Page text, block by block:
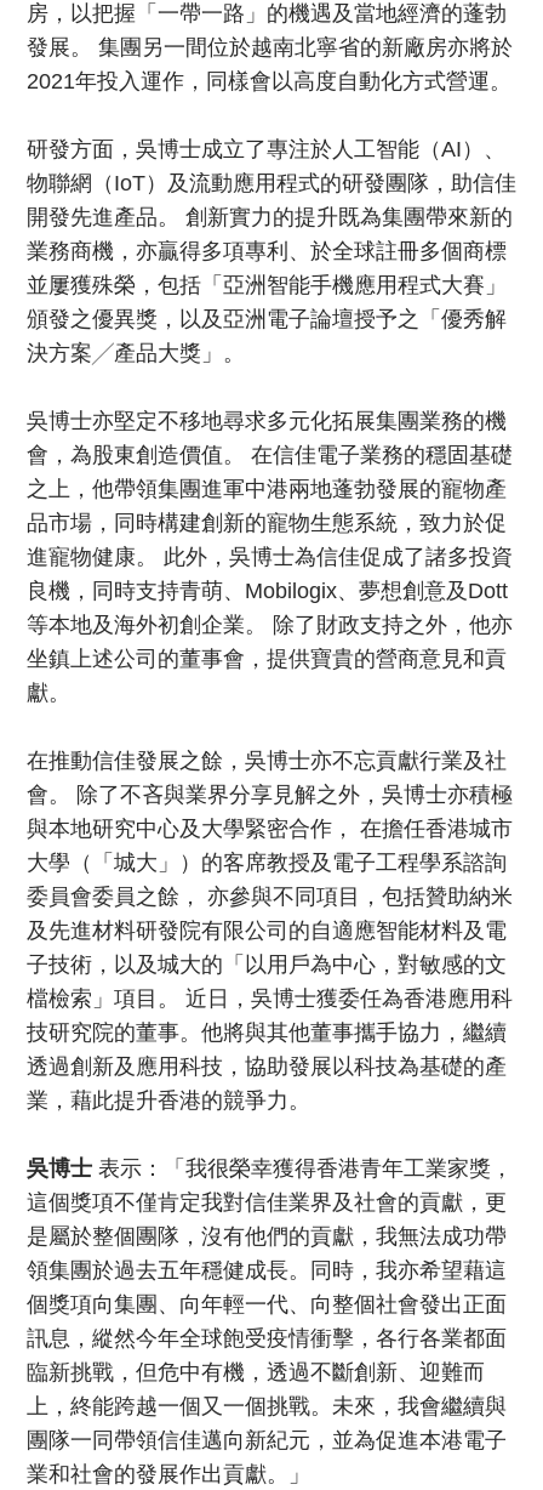
房，以把握「一帶一路」的機遇及當地經濟的蓬勃
發展。 集團另一間位於越南北寧省的新廠房亦將於
2021年投入運作，同樣會以高度自動化方式營運。
研發方面，吳博士成立了專注於人工智能（AI）、
物聯網（IoT）及流動應用程式的研發團隊，助信佳
開發先進產品。 創新實力的提升既為集團帶來新的
業務商機，亦贏得多項專利、於全球註冊多個商標
並屢獲殊榮，包括「亞洲智能手機應用程式大賽」
頒發之優異獎，以及亞洲電子論壇授予之「優秀解
決方案╱產品大獎」。
吳博士亦堅定不移地尋求多元化拓展集團業務的機
會，為股東創造價值。 在信佳電子業務的穩固基礎
之上，他帶領集團進軍中港兩地蓬勃發展的寵物產
品市場，同時構建創新的寵物生態系統，致力於促
進寵物健康。 此外，吳博士為信佳促成了諸多投資
良機，同時支持青萌、Mobilogix、夢想創意及Dott
等本地及海外初創企業。 除了財政支持之外，他亦
坐鎮上述公司的董事會，提供寶貴的營商意見和貢
獻。
在推動信佳發展之餘，吳博士亦不忘貢獻行業及社
會。 除了不吝與業界分享見解之外，吳博士亦積極
與本地研究中心及大學緊密合作， 在擔任香港城市
大學（「城大」）的客席教授及電子工程學系諮詢
委員會委員之餘， 亦參與不同項目，包括贊助納米
及先進材料研發院有限公司的自適應智能材料及電
子技術，以及城大的「以用戶為中心，對敏感的文
檔檢索」項目。 近日，吳博士獲委任為香港應用科
技研究院的董事。他將與其他董事攜手協力，繼續
透過創新及應用科技，協助發展以科技為基礎的產
業，藉此提升香港的競爭力。
吳博士 表示：「我很榮幸獲得香港青年工業家獎，
這個獎項不僅肯定我對信佳業界及社會的貢獻，更
是屬於整個團隊，沒有他們的貢獻，我無法成功帶
領集團於過去五年穩健成長。同時，我亦希望藉這
個獎項向集團、向年輕一代、向整個社會發出正面
訊息，縱然今年全球飽受疫情衝擊，各行各業都面
臨新挑戰，但危中有機，透過不斷創新、迎難而
上，終能跨越一個又一個挑戰。未來，我會繼續與
團隊一同帶領信佳邁向新紀元，並為促進本港電子
業和社會的發展作出貢獻。」